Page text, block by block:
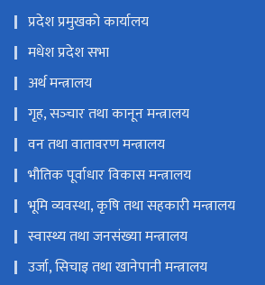
प्रदेश प्रमुखको कार्यालय
मधेश प्रदेश सभा
अर्थ मन्त्रालय
गृह, सञ्‍चार तथा कानून मन्त्रालय
वन तथा वातावरण मन्त्रालय
भौतिक पूर्वाधार विकास मन्त्रालय
भूमि व्यवस्था, कृषि तथा सहकारी मन्त्रालय
स्वास्थ्य तथा जनसंख्या मन्त्रालय
उर्जा, सिचाइ तथा खानेपानी मन्त्रालय